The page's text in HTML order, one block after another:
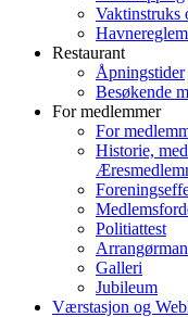
Vaktinstruks
Restaurant
Åpningstider
Besøkende
For medlemmer
For
Historie,
Politiattest
Galleri
Jubileum
Værstasjon og